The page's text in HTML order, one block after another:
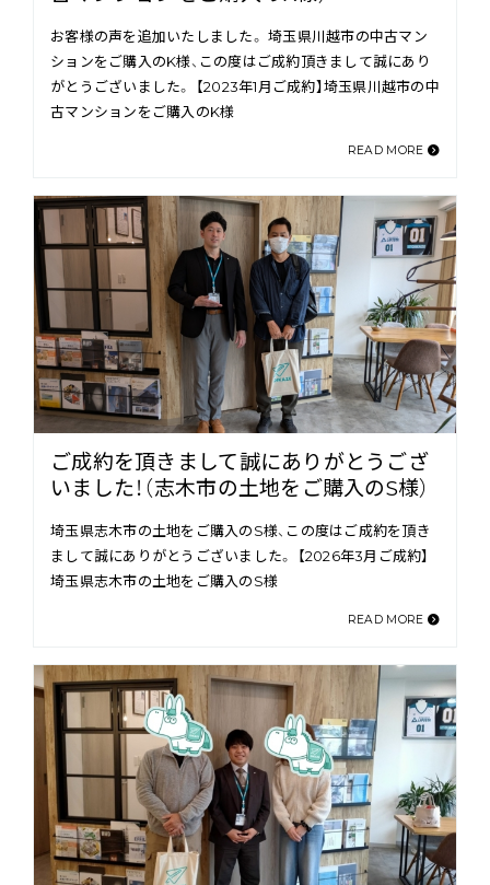
お客様の声を追加いたしました。 埼玉県川越市の中古マン
ションをご購入のK様、この度はご成約頂きまして誠にあり
がとうございました。 【2023年1月ご成約】埼玉県川越市の中
古マンションをご購入のK様
READ MORE
ご成約を頂きまして誠にありがとうござ
いました！（志木市の土地をご購入のS様）
埼玉県志木市の土地をご購入のS様、この度はご成約を頂き
まして誠にありがとうございました。 【2026年3月ご成約】
埼玉県志木市の土地をご購入のS様
READ MORE